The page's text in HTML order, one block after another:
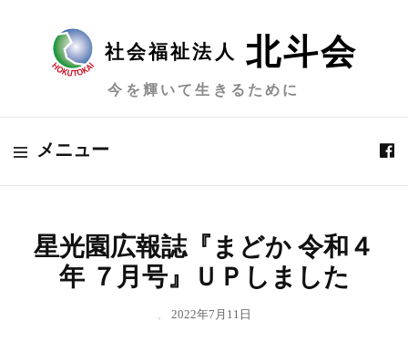
社会福祉法人 北斗会
今を輝いて生きるために
メニュー
星光園広報誌『まどか 令和４
年 ７月号』ＵＰしました
2022年7月11日